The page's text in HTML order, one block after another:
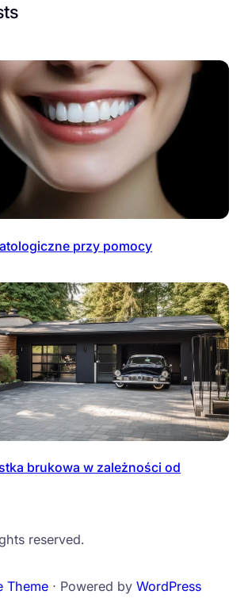
przy pomocy
brukowa w zależności od
reserved.
Theme ⋅ Powered by WordPress